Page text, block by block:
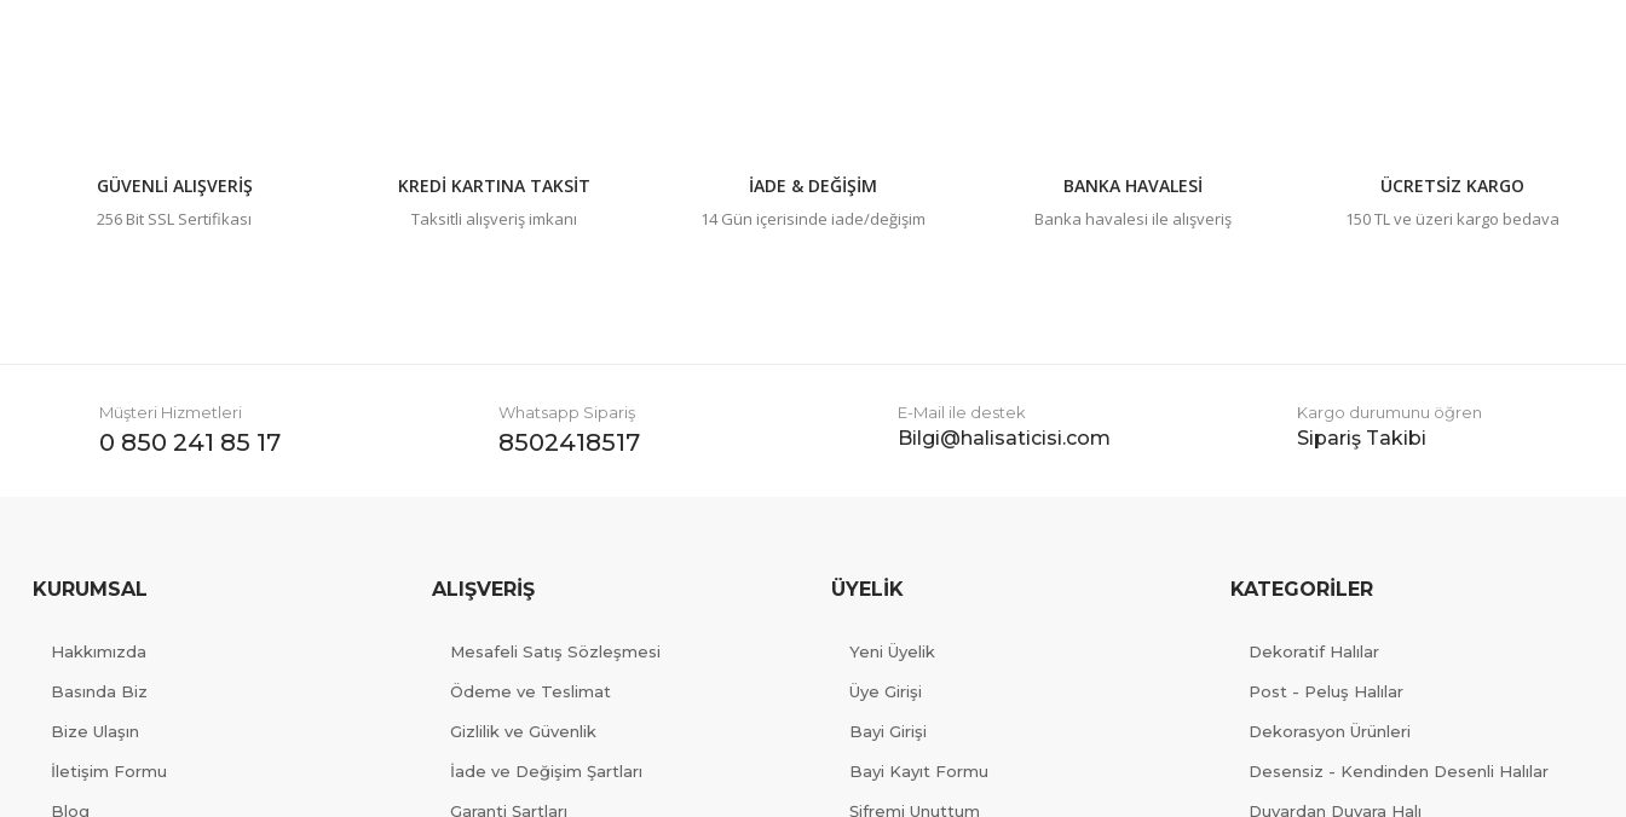
GÜVENLİ ALIŞVERİŞ
256 Bit SSL Sertifikası
KREDİ KARTINA TAKSİT
Taksitli alışveriş imkanı
İADE & DEĞİŞİM
14 Gün içerisinde iade/değişim
BANKA HAVALESİ
Banka havalesi ile alışveriş
ÜCRETSİZ KARGO
150 TL ve üzeri kargo bedava
Müşteri Hizmetleri
0 850 241 85 17
Whatsapp Sipariş
8502418517
E-Mail ile destek
Bilgi@halisaticisi.com
Kargo durumunu öğren
Sipariş Takibi
KURUMSAL
Hakkımızda
Basında Biz
Bize Ulaşın
İletişim Formu
Blog
ALIŞVERİŞ
Mesafeli Satış Sözleşmesi
Ödeme ve Teslimat
Gizlilik ve Güvenlik
İade ve Değişim Şartları
Garanti Şartları
ÜYELİK
Yeni Üyelik
Üye Girişi
Bayi Girişi
Bayi Kayıt Formu
Şifremi Unuttum
KATEGORİLER
Dekoratif Halılar
Post - Peluş Halılar
Dekorasyon Ürünleri
Desensiz - Kendinden Desenli Halılar
Duvardan Duvara Halı